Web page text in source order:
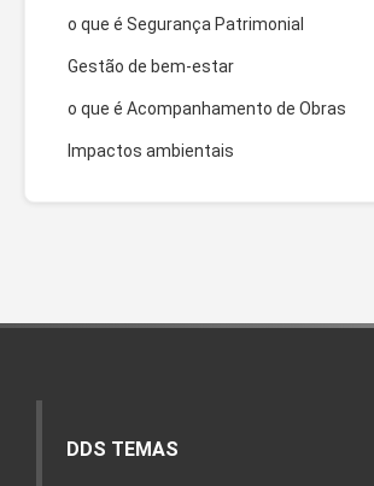
o que é Segurança Patrimonial
Gestão de bem-estar
o que é Acompanhamento de Obras
Impactos ambientais
DDS TEMAS